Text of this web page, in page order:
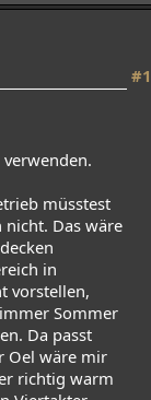
#1
müsstest
nicht. Das wäre
in
vorstellen,
Sommer
Da passt
Oel wäre mir
richtig warm